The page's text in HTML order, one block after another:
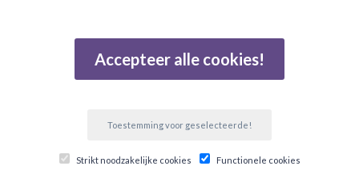
© Copyright 2026 Ten Twelve Lifestyle E-Commerce. Alle
Accepteer alle cookies!
Toestemming voor geselecteerde!
Strikt noodzakelijke cookies Functionele cookies